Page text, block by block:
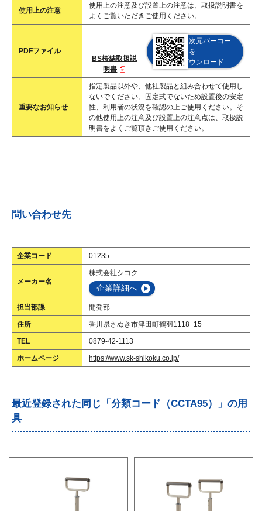
使用上の注意
使用上の注意及び設置上の注意は、取扱説明書を
よくご覧いただきご使用ください。
PDFファイル
BS桜結取扱説
明書
二次元バーコー
ドを
ダウンロード
重要なお知らせ
指定製品以外や、他社製品と組み合わせて使用し
ないでください。固定式でないため設置後の安定
性、利用者の状況を確認の上ご使用ください。そ
の他使用上の注意及び設置上の注意点は、取扱説
明書をよくご覧頂きご使用ください。
問い合わせ先
企業コード 01235
メーカー名
株式会社シコク
企業詳細へ
担当部課 開発部
住所 香川県さぬき市津田町鶴羽1118−15
TEL 0879-42-1113
ホームページ https://www.sk-shikoku.co.jp/
最近登録された同じ「分類コード（CCTA95）」の用
具